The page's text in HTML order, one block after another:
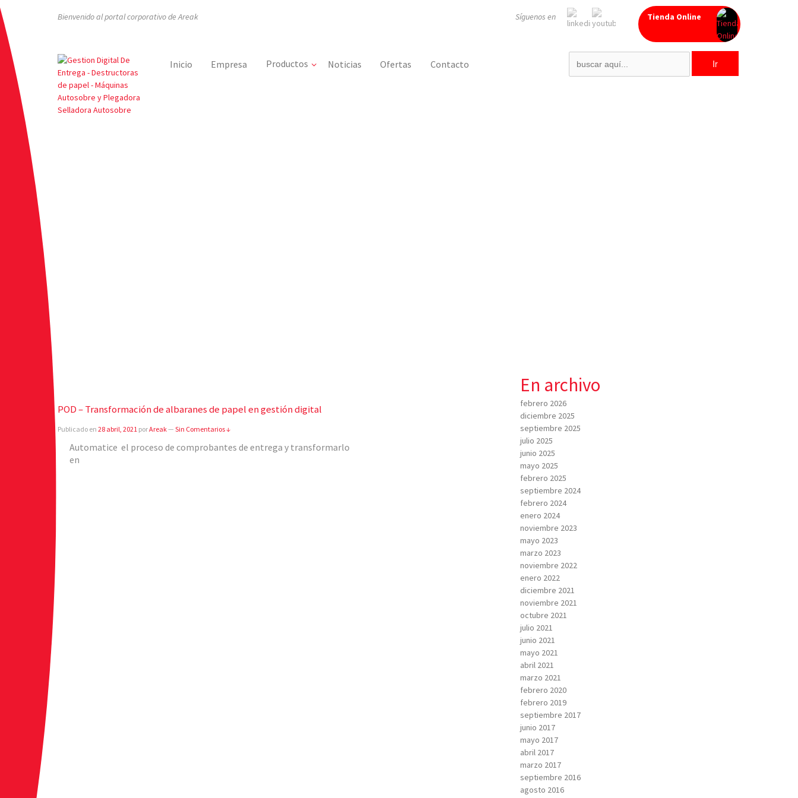
Bienvenido al portal corporativo de Areak Tienda Online
Síguenos en
Inicio Empresa Productos Noticias Ofertas Contacto
Search
for:
POD – Transformación de albaranes de papel en gestión digital
Publicado en 28 abril, 2021 porAreak— Sin Comentarios ↓
Automatice el proceso de comprobantes de entrega y transformarlo
en
En archivo
febrero 2026
diciembre 2025
septiembre 2025
julio 2025
junio 2025
mayo 2025
febrero 2025
septiembre 2024
febrero 2024
enero 2024
noviembre 2023
mayo 2023
marzo 2023
noviembre 2022
enero 2022
diciembre 2021
noviembre 2021
octubre 2021
julio 2021
junio 2021
mayo 2021
abril 2021
marzo 2021
febrero 2020
febrero 2019
septiembre 2017
junio 2017
mayo 2017
abril 2017
marzo 2017
septiembre 2016
agosto 2016